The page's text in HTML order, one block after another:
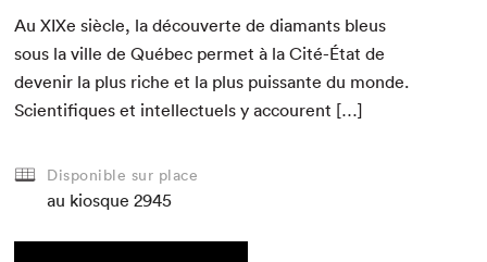
Au XIXe siè­cle, la décou­verte de dia­mants bleus
sous la ville de Québec per­met à la Cité-État de
devenir la plus riche et la plus puis­sante du monde.
Sci­en­tifiques et intel­lectuels y accourent […]
Disponible sur place
au kiosque 2945